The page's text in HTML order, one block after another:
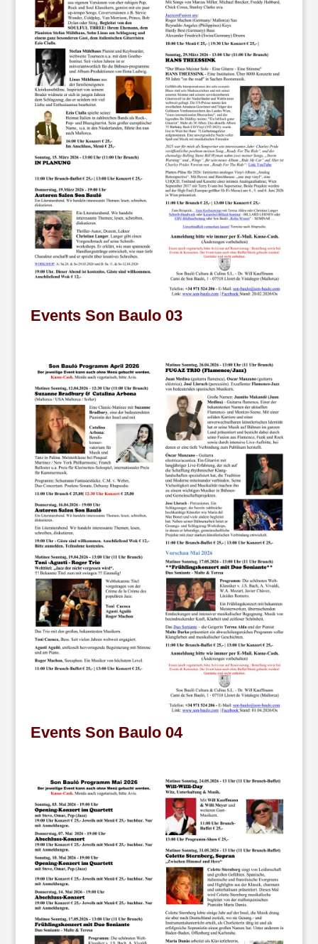
Events Son Baulo 03
Events Son Baulo 04